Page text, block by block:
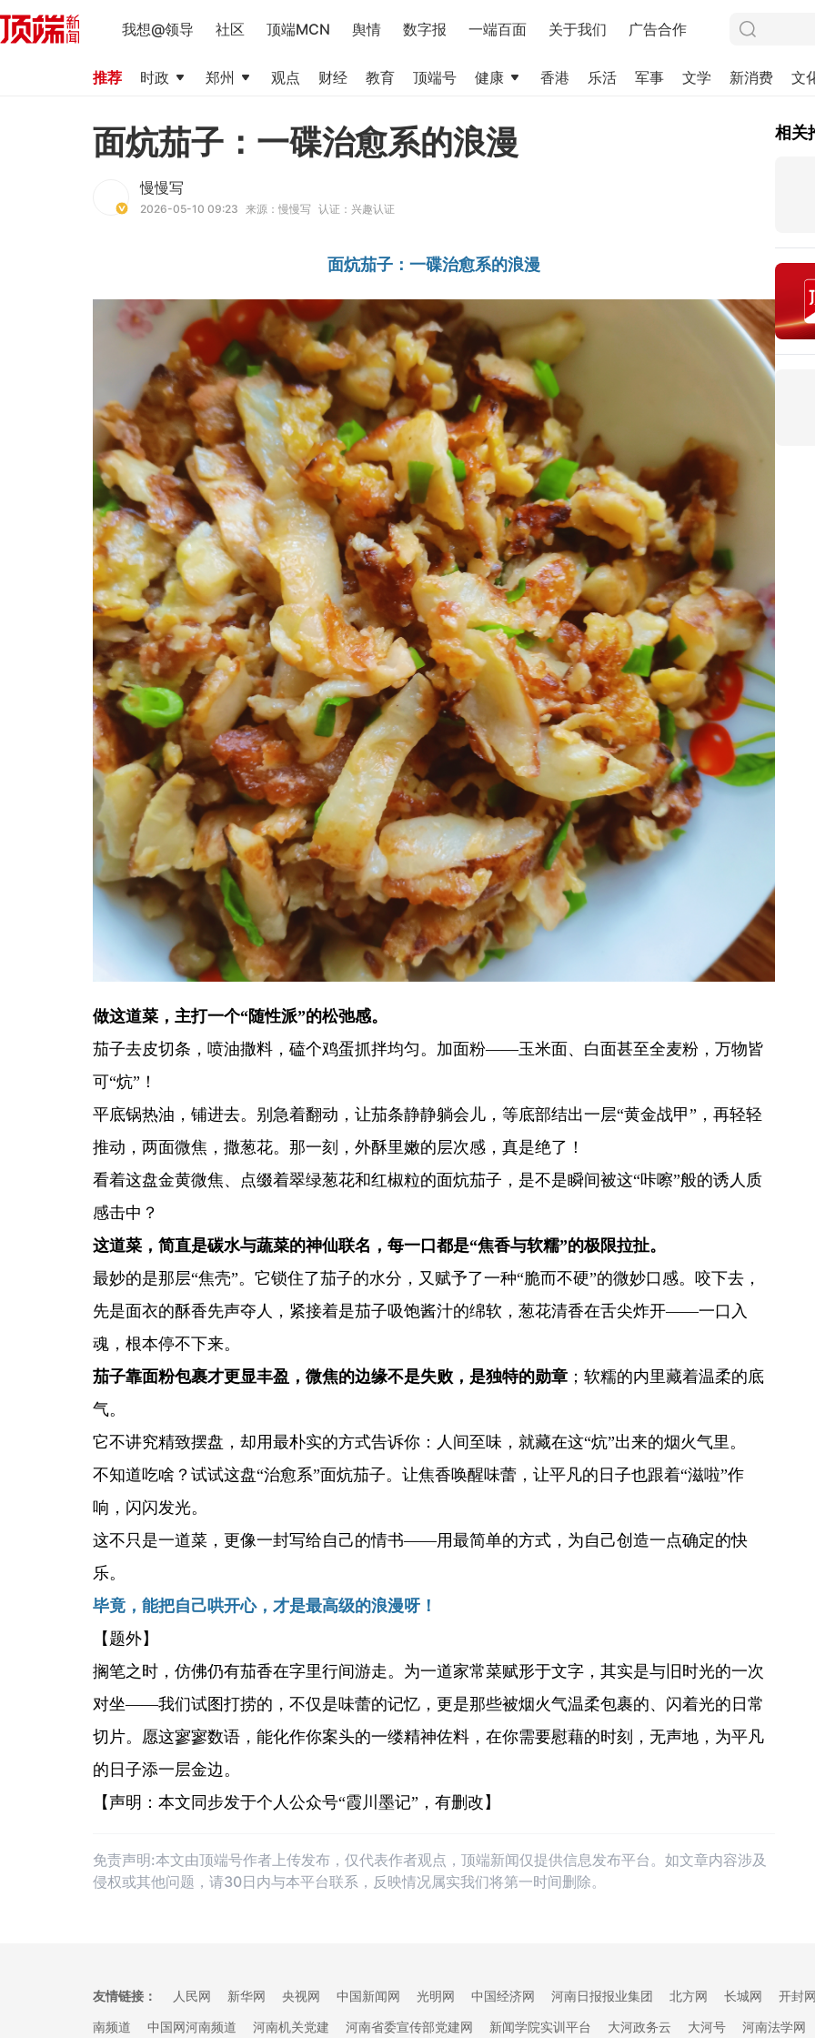
我想@领导 社区 顶端MCN 舆情 数字报 一端百面 关于我们 广告合作
推荐 时政 郑州 观点 财经 教育 顶端号 健康 香港 乐活 军事 文学 新消费 文
面炕茄子：一碟治愈系的浪漫
慢慢写
2026-05-10 09:23 来源：慢慢写 认证：兴趣认证
面炕茄子：一碟治愈系的浪漫
做这道菜，主打一个“随性派”的松弛感。
茄子去皮切条，喷油撒料，磕个鸡蛋抓拌均匀。加面粉——玉米面、白面甚至全麦粉，万物皆
可“炕”！
平底锅热油，铺进去。别急着翻动，让茄条静静躺会儿，等底部结出一层“黄金战甲”，再轻轻
推动，两面微焦，撒葱花。那一刻，外酥里嫩的层次感，真是绝了！
看着这盘金黄微焦、点缀着翠绿葱花和红椒粒的面炕茄子，是不是瞬间被这“咔嚓”般的诱人质
感击中？
这道菜，简直是碳水与蔬菜的神仙联名，每一口都是“焦香与软糯”的极限拉扯。
最妙的是那层“焦壳”。它锁住了茄子的水分，又赋予了一种“脆而不硬”的微妙口感。咬下去，
先是面衣的酥香先声夺人，紧接着是茄子吸饱酱汁的绵软，葱花清香在舌尖炸开——一口入
魂，根本停不下来。
茄子靠面粉包裹才更显丰盈，微焦的边缘不是失败，是独特的勋章 ；软糯的内里藏着温柔的底
气。
它不讲究精致摆盘，却用最朴实的方式告诉你：人间至味，就藏在这“炕”出来的烟火气里。
不知道吃啥？试试这盘“治愈系”面炕茄子。让焦香唤醒味蕾，让平凡的日子也跟着“滋啦”作
响，闪闪发光。
这不只是一道菜，更像一封写给自己的情书——用最简单的方式，为自己创造一点确定的快
乐。
毕竟，能把自己哄开心，才是最高级的浪漫呀！
【题外】
搁笔之时，仿佛仍有茄香在字里行间游走。为一道家常菜赋形于文字，其实是与旧时光的一次
对坐——我们试图打捞的，不仅是味蕾的记忆，更是那些被烟火气温柔包裹的、闪着光的日常
切片。愿这寥寥数语，能化作你案头的一缕精神佐料，在你需要慰藉的时刻，无声地，为平凡
的日子添一层金边。
【声明：本文同步发于个人公众号“霞川墨记”，有删改】
免责声明:本文由顶端号作者上传发布，仅代表作者观点，顶端新闻仅提供信息发布平台。如文章内容涉及
侵权或其他问题，请30日内与本平台联系，反映情况属实我们将第一时间删除。
相关
友情链接： 人民网 新华网 央视网 中国新闻网 光明网 中国经济网 河南日报报业集团 北方网 长城网
开封
南频道
中国网河南频道 河南机关党建 河南省委宣传部党建网 新闻学院实训平台 大河政务云 大河号 河南法学网